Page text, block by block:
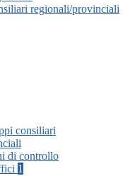
regionali/provinciali
consiliari
di controllo
1